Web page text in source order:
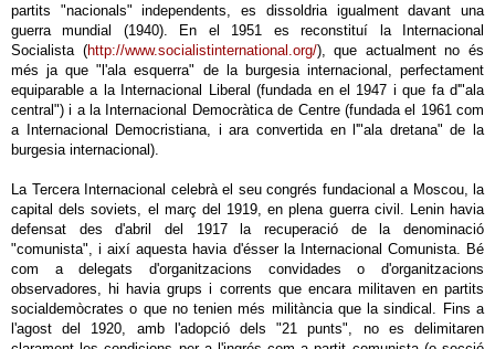
partits "nacionals" independents, es dissoldria igualment davant una
guerra mundial (1940). En el 1951 es reconstituí la Internacional
Socialista (http://www.socialistinternational.org/), que actualment no és
més ja que "l'ala esquerra" de la burgesia internacional, perfectament
equiparable a la Internacional Liberal (fundada en el 1947 i que fa d'"ala
central") i a la Internacional Democràtica de Centre (fundada el 1961 com
a Internacional Democristiana, i ara convertida en l'"ala dretana" de la
burgesia internacional).
La Tercera Internacional celebrà el seu congrés fundacional a Moscou, la
capital dels soviets, el març del 1919, en plena guerra civil. Lenin havia
defensat des d'abril del 1917 la recuperació de la denominació
"comunista", i així aquesta havia d'ésser la Internacional Comunista. Bé
com a delegats d'organitzacions convidades o d'organitzacions
observadores, hi havia grups i corrents que encara militaven en partits
socialdemòcrates o que no tenien més militància que la sindical. Fins a
l'agost del 1920, amb l'adopció dels "21 punts", no es delimitaren